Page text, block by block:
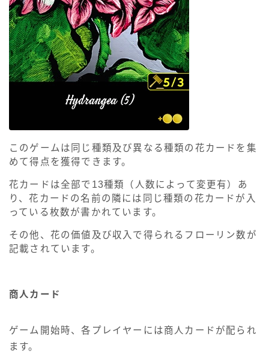
このゲームは同じ種類及び異なる種類の花カードを集
めて得点を獲得できます。
花カードは全部で13種類（人数によって変更有）あ
り、花カードの名前の隣には同じ種類の花カードが入
っている枚数が書かれています。
その他、花の価値及び収入で得られるフローリン数が
記載されています。
商人カード
ゲーム開始時、各プレイヤーには商人カードが配られ
ます。